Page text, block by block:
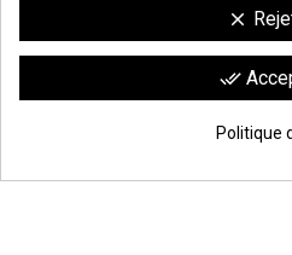
Ajouter au
clic aquí para mostrar el certificado
clear
done_all
Politique
9.6